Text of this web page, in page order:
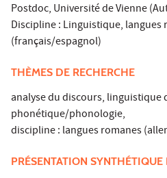
Postdoc, Université de Vienne
Discipline : Linguistique, langues
(français/espagnol)
THÈMES DE RECHERCHE
analyse du discours, linguistique
phonétique/phonologie,
discipline : langues romanes
PRÉSENTATION SYNTHÉTIQUE